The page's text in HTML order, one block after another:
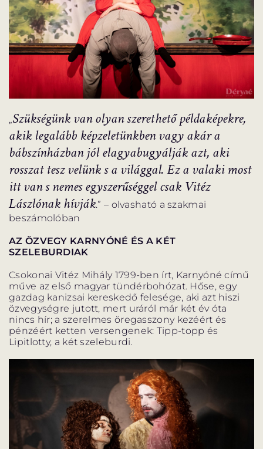
„Szükségünk van olyan szerethető példaképekre,
akik legalább képzeletünkben vagy akár a
bábszínházban jól elagyabugyálják azt, aki
rosszat tesz velünk s a világgal. Ez a valaki most
itt van s nemes egyszerűséggel csak Vitéz
Lászlónak hívják.” – olvasható a szakmai
beszámolóban
AZ ÖZVEGY KARNYÓNÉ ÉS A KÉT
SZELEBURDIAK
Csokonai Vitéz Mihály 1799-ben írt, Karnyóné című
műve az első magyar tündérbohózat. Hőse, egy
gazdag kanizsai kereskedő felesége, aki azt hiszi
özvegységre jutott, mert uráról már két év óta
nincs hír; a szerelmes öregasszony kezéért és
pénzéért ketten versengenek: Tipp-topp és
Lipitlotty, a két szeleburdi.